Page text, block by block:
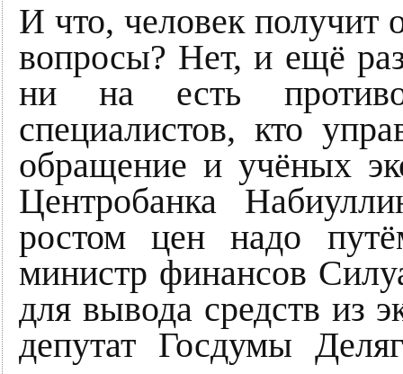
И что, человек получит
вопросы? Нет, и ещё
ни на есть
специалистов, кто
обращение и учёных
Центробанка
ростом цен надо
министр финансов
для вывода средств из
депутат Госдумы